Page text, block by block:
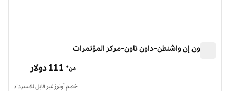
هامبتون إن واشنطن-داون تاون-مركز المؤتمرات
من* 111 دولار
خصم أونرز غير قابل للاسترداد